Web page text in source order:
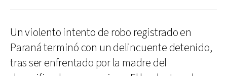
Un violento intento de robo registrado en
Paraná terminó con un delincuente detenido,
tras ser enfrentado por la madre del